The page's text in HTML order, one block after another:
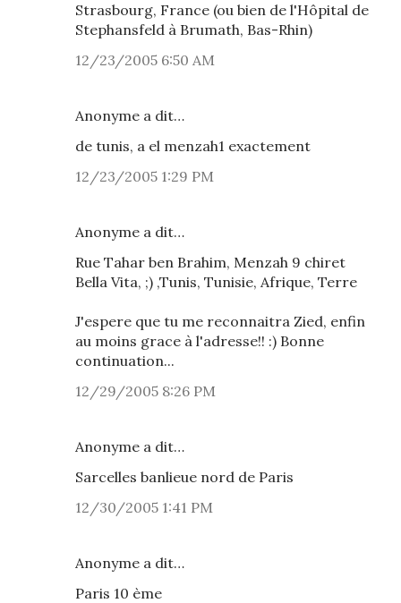
Strasbourg, France (ou bien de l'Hôpital de
Stephansfeld à Brumath, Bas-Rhin)
12/23/2005 6:50 AM
Anonyme a dit…
de tunis, a el menzah1 exactement
12/23/2005 1:29 PM
Anonyme a dit…
Rue Tahar ben Brahim, Menzah 9 chiret
Bella Vita, ;) ,Tunis, Tunisie, Afrique, Terre
J'espere que tu me reconnaitra Zied, enfin
au moins grace à l'adresse!! :) Bonne
continuation...
12/29/2005 8:26 PM
Anonyme a dit…
Sarcelles banlieue nord de Paris
12/30/2005 1:41 PM
Anonyme a dit…
Paris 10 ème